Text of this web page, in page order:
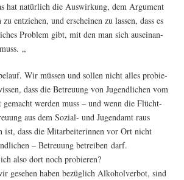
hat natür­lich die Aus­wir­kung, dem Argu­ment
zu ent­zie­hen, und erschei­nen zu las­sen, dass es
Pro­blem gibt, mit den man sich aus­ein­an­
„
Wir müs­sen und sol­len nicht alles pro­bie­
dass die Betreu­ung von Jugend­li­chen vom
gemacht wer­den muss – und wenn die Flücht­
aus dem Sozi­al- und Jugend­amt raus
ist, dass die Mit­ar­bei­te­rin­nen vor Ort nicht
– Betreu­ung betrei­ben darf.
also dort noch probieren?
gese­hen haben bezüg­lich Alko­hol­ver­bot, sind